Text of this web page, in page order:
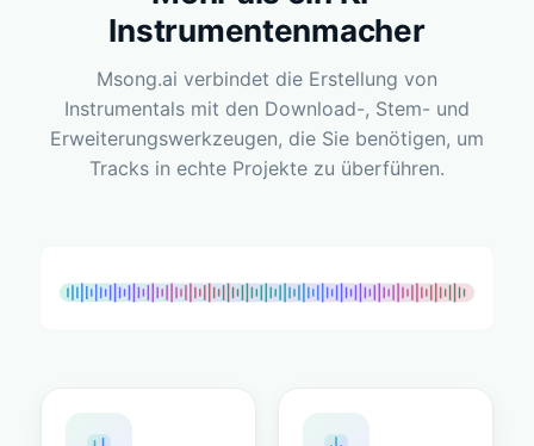
Instrumentenmacher
Msong.ai verbindet die Erstellung von
Instrumentals mit den Download-, Stem- und
Erweiterungswerkzeugen, die Sie benötigen, um
Tracks in echte Projekte zu überführen.